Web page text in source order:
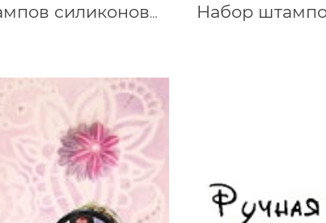
Набор штампов силиконовых Парижская мода, 14х18 см Viva 400308200